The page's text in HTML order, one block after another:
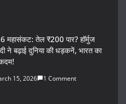
महासंकट: तेल ₹200 पार? हॉर्मुज
ने बढ़ाई दुनिया की धड़कनें, भारत का
15, 2026 1 Comment